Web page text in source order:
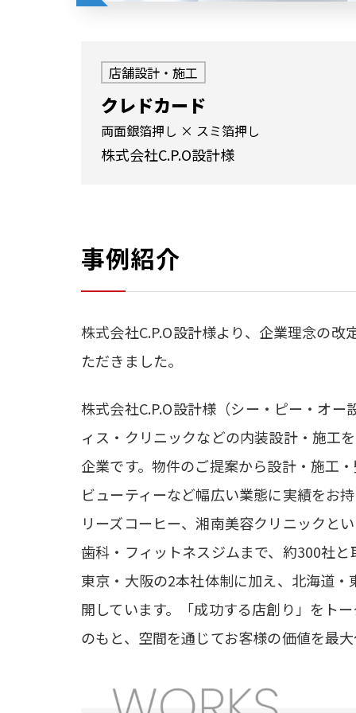
店舗設計・施工
クレドカード
両面銀箔押し × スミ箔押し
株式会社C.P.O設計様
事例紹介
株式会社C.P.O設計様より、企業理念の
ただきました。
株式会社C.P.O設計様（シー・ピー・オ
ィス・クリニックなどの内装設計・施工
企業です。物件のご提案から設計・施工
ビューティーなど幅広い業態に実績をお
リーズコーヒー、湘南美容クリニックと
歯科・フィットネスジムまで、約300社と
東京・大阪の2本社体制に加え、北海道
開しています。「成功する店創り」をト
のもと、空間を通じてお客様の価値を最